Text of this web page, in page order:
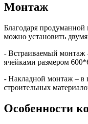
Монтаж
Благодаря продуманной
можно установить
- Встраиваемый монтаж
ячейками размером
- Накладной монтаж – в
строительных
Особенности